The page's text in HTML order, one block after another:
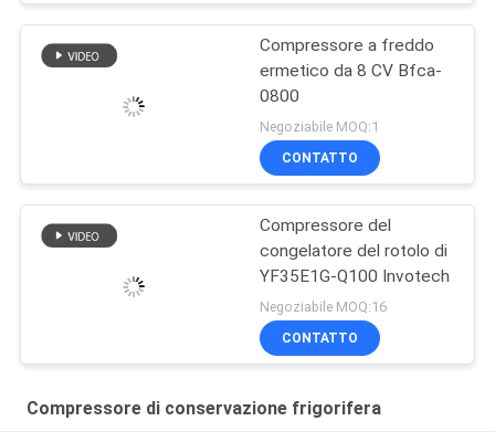
Compressore a freddo
ermetico da 8 CV Bfca-
0800
Negoziabile MOQ:1
CONTATTO
Compressore del
congelatore del rotolo di
YF35E1G-Q100 Invotech
Negoziabile MOQ:16
CONTATTO
Compressore di conservazione frigorifera